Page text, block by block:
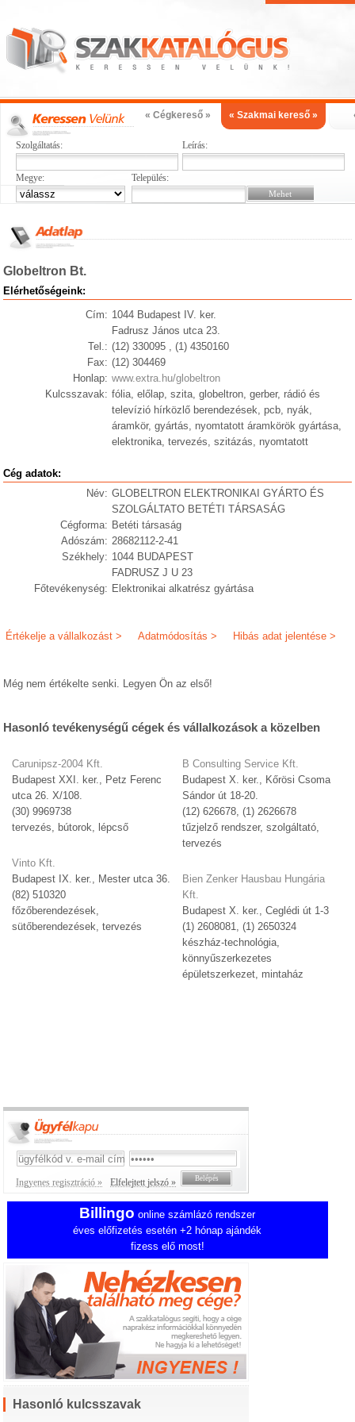
« Cégkereső » « Szakmai kereső »
Szolgáltatás: Leírás:
Megye: Település:
Globeltron Bt.
Elérhetőségeink:
Cím: 1044 Budapest IV. ker.
Fadrusz János utca 23.
Tel.: (12) 330095 , (1) 4350160
Fax: (12) 304469
Honlap: www.extra.hu/globeltron
Kulcsszavak: fólia, előlap, szita, globeltron, gerber, rádió és
televízió hírközlő berendezések, pcb, nyák,
áramkör, gyártás, nyomtatott áramkörök gyártása,
elektronika, tervezés, szitázás, nyomtatott
Cég adatok:
Név: GLOBELTRON ELEKTRONIKAI GYÁRTO ÉS
SZOLGÁLTATO BETÉTI TÁRSASÁG
Cégforma: Betéti társaság
Adószám: 28682112-2-41
Székhely: 1044 BUDAPEST
FADRUSZ J U 23
Főtevékenység: Elektronikai alkatrész gyártása
Hibás adat jelentése >
Adatmódosítás >
Értékelje a vállalkozást >
Még nem értékelte senki. Legyen Ön az első!
Hasonló tevékenységű cégek és vállalkozások a közelben
Carunipsz-2004 Kft.
Budapest XXI. ker., Petz Ferenc
utca 26. X/108.
(30) 9969738
tervezés, bútorok, lépcső
Vinto Kft.
Budapest IX. ker., Mester utca 36.
(82) 510320
főzőberendezések,
sütőberendezések, tervezés
B Consulting Service Kft.
Budapest X. ker., Kőrösi Csoma
Sándor út 18-20.
(12) 626678, (1) 2626678
tűzjelző rendszer, szolgáltató,
tervezés
Bien Zenker Hausbau Hungária
Kft.
Budapest X. ker., Ceglédi út 1-3
(1) 2608081, (1) 2650324
készház-technológia,
könnyűszerkezetes
épületszerkezet, mintaház
Ingyenes regisztráció » Elfelejtett jelszó »
Billingo online számlázó rendszer
éves előfizetés esetén +2 hónap ajándék
fizess elő most!
Hasonló kulcsszavak